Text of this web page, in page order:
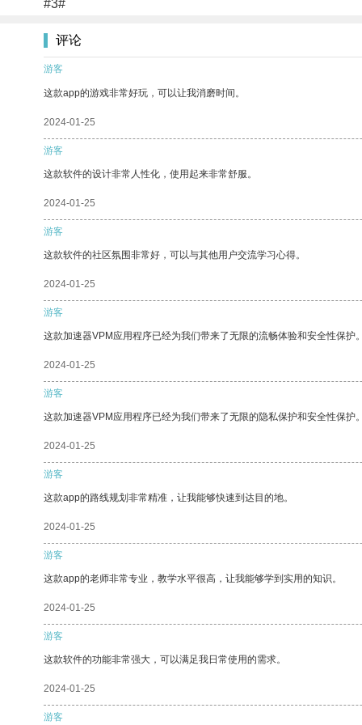
#3#
评论
游客
这款app的游戏非常好玩，可以让我消磨时间。
2024-01-25
游客
这款软件的设计非常人性化，使用起来非常舒服。
2024-01-25
游客
这款软件的社区氛围非常好，可以与其他用户交流学习心得。
2024-01-25
游客
这款加速器VPM应用程序已经为我们带来了无限的流畅体验和安全性保护
2024-01-25
游客
这款加速器VPM应用程序已经为我们带来了无限的隐私保护和安全性保护
2024-01-25
游客
这款app的路线规划非常精准，让我能够快速到达目的地。
2024-01-25
游客
这款app的老师非常专业，教学水平很高，让我能够学到实用的知识。
2024-01-25
游客
这款软件的功能非常强大，可以满足我日常使用的需求。
2024-01-25
游客